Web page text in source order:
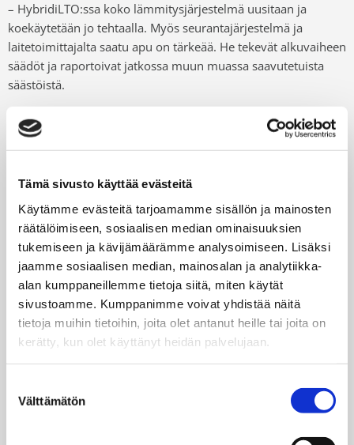
Tämä sivusto käyttää evästeitä
Käytämme evästeitä tarjoamamme sisällön ja mainosten
räätälöimiseen, sosiaalisen median ominaisuuksien
tukemiseen ja kävijämäärämme analysoimiseen. Lisäksi
jaamme sosiaalisen median, mainosalan ja analytiikka-
alan kumppaneillemme tietoja siitä, miten käytät
sivustoamme. Kumppanimme voivat yhdistää näitä
tietoja muihin tietoihin, joita olet antanut heille tai joita on
kerätty, kun olet käyttänyt heidän palvelujaan.
valinta
Välttämätön
– HybridiLTO:ssa koko lämmitysjärjestelmä uusitaan ja
koekäytetään jo tehtaalla. Myös seurantajärjestelmä ja
laitetoimittajalta saatu apu on tärkeää. He tekevät alkuvaiheen
säädöt ja raportoivat jatkossa muun muassa saavutetuista
säästöistä.
LAITETOIMITTAJA HÖGFORSGST Oy:n toimitusjohtaja Antti
Hartman on seurannut tarkasti As Oy Vääksynharjun
kulutusta.
– Laskennallisesti näyttää, että kiinteistön vuotuisen
kaukolämmön kulutuksen pitäisi tippua järjestelmällä noin 63
prosenttia. Sähkönkäyttö tosin lisääntyy, joten
kokonaissäästön euroissa pitäisi olla noin 40 prosenttia,
Hartman laskee.
HÄN VERTAILI kiinteistön kulutusta muutaman kuukauden
ajanjaksolla (11.11.– 31.1.) vuoden välein eli ennen ja jälkeen
HybridiLTO:n asentamisen. Kaukolämmön kulutus pieneni
peräti 57 prosenttia.
mutta säätilakorjattunakin kulutus on tippunut noin 50